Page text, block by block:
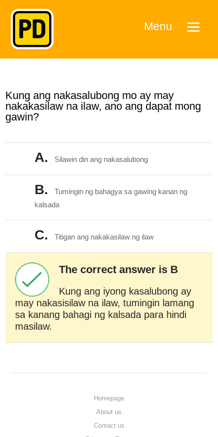
Menu
Kung ang nakasalubong mo ay may
nakakasilaw na ilaw, ano ang dapat mong
gawin?
A. Silawin din ang nakasalubong
B.
Tumingin ng bahagya sa gawing kanan ng
kalsada
C. Titigan ang nakakasilaw ng ilaw
The correct answer is B
Kung ang iyong kasalubong ay
may nakasisilaw na ilaw, tumingin lamang
sa kanang bahagi ng kalsada para hindi
masilaw.
Homepage
About us
Contact us